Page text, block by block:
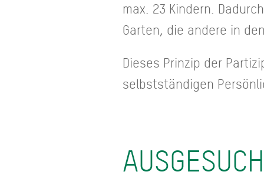
max. 23 Kindern.
Garten, die andere in
Dieses Prinzip der
selbstständigen